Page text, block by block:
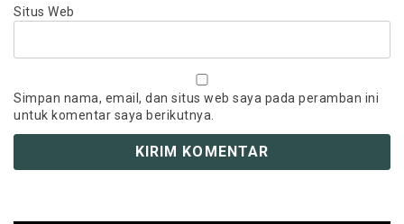
Situs Web
Simpan nama, email, dan situs web saya pada peramban ini
untuk komentar saya berikutnya.